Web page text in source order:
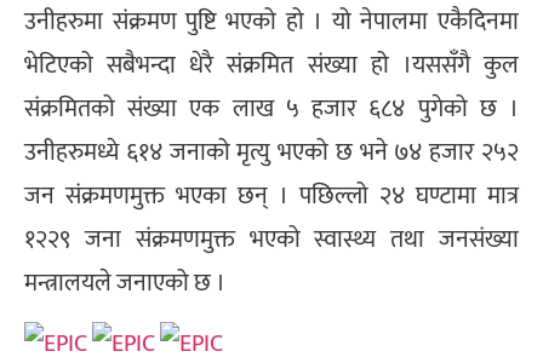
उनीहरुमा संक्रमण पुष्टि भएको हो । यो नेपालमा एकैदिनमा
भेटिएको सबैभन्दा धेरै संक्रमित संख्या हो ।यससँगै कुल
संक्रमितको संख्या एक लाख ५ हजार ६८४ पुगेको छ ।
उनीहरुमध्ये ६१४ जनाको मृत्यु भएको छ भने ७४ हजार २५२
जन संक्रमणमुक्त भएका छन् । पछिल्लो २४ घण्टामा मात्र
१२२९ जना संक्रमणमुक्त भएको स्वास्थ्य तथा जनसंख्या
मन्त्रालयले जनाएको छ ।